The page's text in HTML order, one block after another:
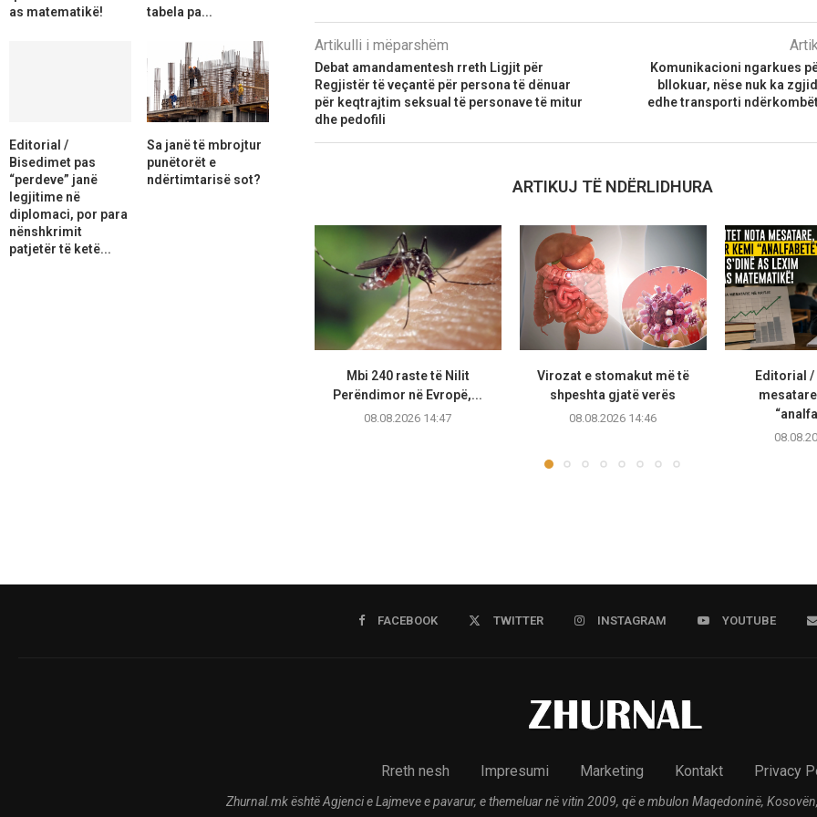
Artikulli i mëparshëm
Debat amandamentesh rreth Ligjit për
Regjistër të veçantë për persona të dënuar
për keqtrajtim seksual të personave të mitur
dhe pedofili
Komunikacioni ngarkues
bllokuar, nëse nuk ka
edhe transporti
ARTIKUJ TË NDËRLIDHURA
Mbi 240 raste të Nilit
Perëndimor në Evropë,...
08.08.2026 14:47
Virozat e stomakut më të
shpeshta gjatë verës
08.08.2026 14:46
Editorial /
as matematikë!
tabela pa...
Editorial /
Bisedimet pas
“perdeve” janë
legjitime në
diplomaci, por para
nënshkrimit
patjetër të ketë...
Sa janë të mbrojtur
punëtorët e
ndërtimtarisë sot?
FACEBOOK TWITTER INSTAGRAM YOUTUBE
Rreth nesh Impresumi Marketing Kontakt Privacy
Zhurnal.mk është Agjenci e Lajmeve e pavarur, e themeluar në vitin 2009, që e mbulon Maqedoninë,